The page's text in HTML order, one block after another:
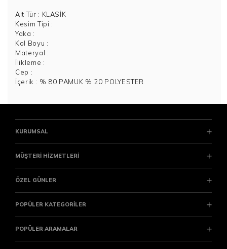
Alt Tür : KLASİK
Kesim Tipi :
Yaka :
Kol Boyu :
Materyal :
İlikleme :
Cep :
İçerik : % 80 PAMUK % 20 POLYESTER
KURUMSAL
MÜŞTERİ HİZMETLERİ
ÖZEL GÜNLER
POPÜLER KATEGORİLER
POPÜLER ARAMALAR